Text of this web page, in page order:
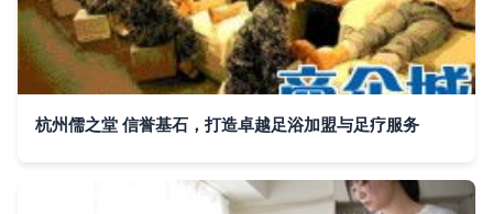
杭州儒之堂 信誉基石，打造卓越足浴加盟与足疗服务